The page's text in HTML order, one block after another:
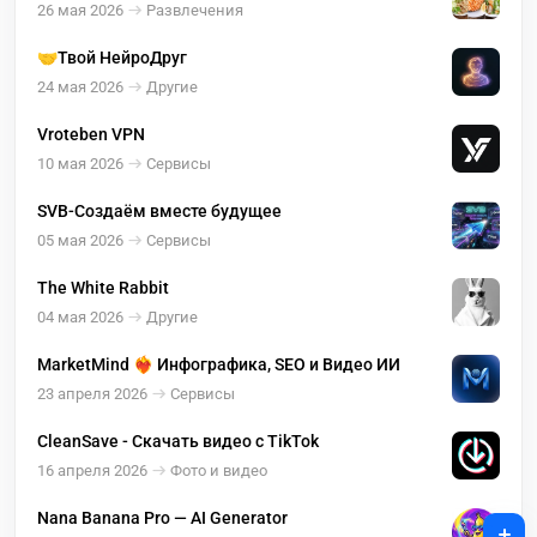
26 мая 2026 Развлечения
🤝Твой НейроДруг
24 мая 2026 Другие
Vroteben VPN
10 мая 2026 Сервисы
SVB-Создаём вместе будущее
05 мая 2026 Сервисы
The White Rabbit
04 мая 2026 Другие
MarketMind ❤️‍🔥 Инфографика, SEO и Видео ИИ
23 апреля 2026 Сервисы
CleanSave - Скачать видео с TikTok
16 апреля 2026 Фото и видео
Nana Banana Pro — AI Generator +